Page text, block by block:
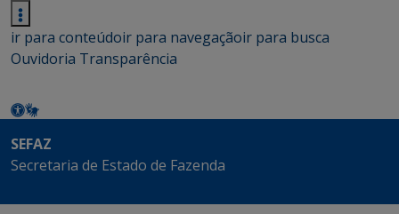
ir para conteúdoir para navegaçãoir para busca
Ouvidoria Transparência
SEFAZ
Secretaria de Estado de Fazenda